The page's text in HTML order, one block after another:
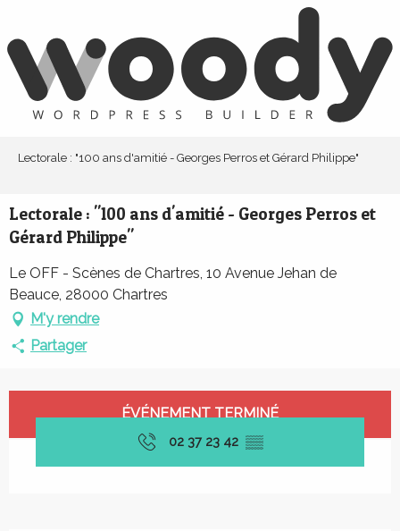
contenu
principal
Lectorale : "100 ans d'amitié - Georges Perros et Gérard Philippe"
Lectorale : "100 ans d'amitié - Georges Perros et
Gérard Philippe"
Le OFF - Scènes de Chartres, 10 Avenue Jehan de
Beauce, 28000 Chartres
M'y rendre
Partager
Ouverture et coordonnées
ÉVÉNEMENT TERMINÉ
02 37 23 42 ▒▒